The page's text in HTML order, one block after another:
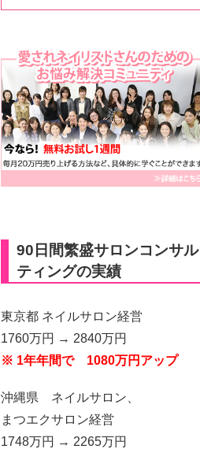
90日間繁盛サロンコンサル
ティングの実績
東京都 ネイルサロン経営
1760万円 → 2840万円
※ 1年年間で 1080万円アップ
沖縄県 ネイルサロン、
まつエクサロン経営
1748万円 → 2265万円